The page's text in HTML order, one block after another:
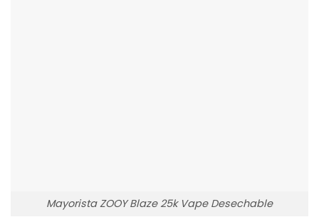
Mayorista ZOOY Blaze 25k Vape Desechable